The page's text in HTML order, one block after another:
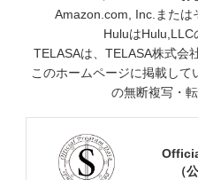
Amazon.com, Inc.または
HuluはHulu,LLC
TELASAは、TELASA株式会
このホームページに掲載し
の無断複写・
（